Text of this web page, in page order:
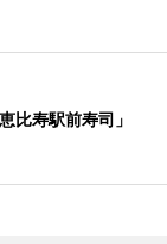
比寿駅前寿司」